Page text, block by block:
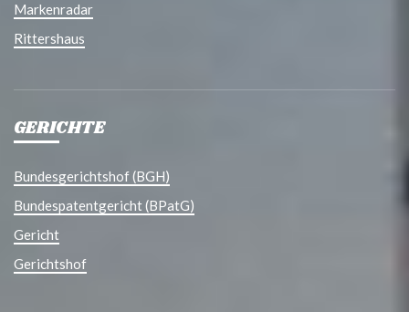
Markenradar
Rittershaus
GERICHTE
Bundesgerichtshof (BGH)
Bundespatentgericht (BPatG)
Gericht
Gerichtshof